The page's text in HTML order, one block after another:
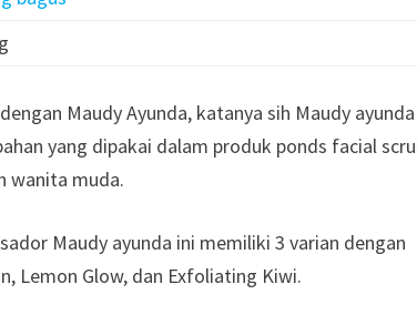
Maudy Ayunda, katanya sih Maudy
yang dipakai dalam produk ponds facial
wanita muda.
Maudy ayunda ini memiliki 3 varian dengan
Lemon Glow, dan Exfoliating Kiwi.